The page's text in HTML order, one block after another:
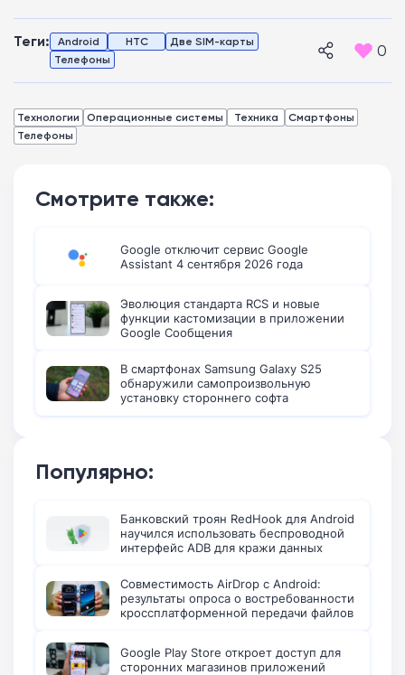
Теги: Android HTC
Две SIM-карты
Телефоны
0
Технологии Операционные системы Техника
Смартфоны
Телефоны
Смотрите также:
Google отключит сервис Google
Assistant 4 сентября 2026 года
Эволюция стандарта RCS и новые
функции кастомизации в приложении
Google Сообщения
В смартфонах Samsung Galaxy S25
обнаружили самопроизвольную
установку стороннего софта
Популярно:
Банковский троян RedHook для Android
научился использовать беспроводной
интерфейс ADB для кражи данных
Совместимость AirDrop с Android:
результаты опроса о востребованности
кроссплатформенной передачи файлов
Google Play Store откроет доступ для
сторонних магазинов приложений